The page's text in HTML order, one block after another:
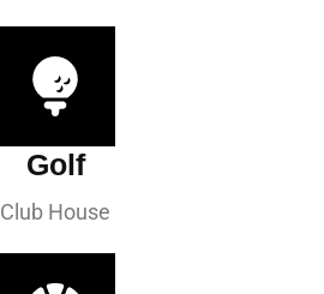
Golf
Club House